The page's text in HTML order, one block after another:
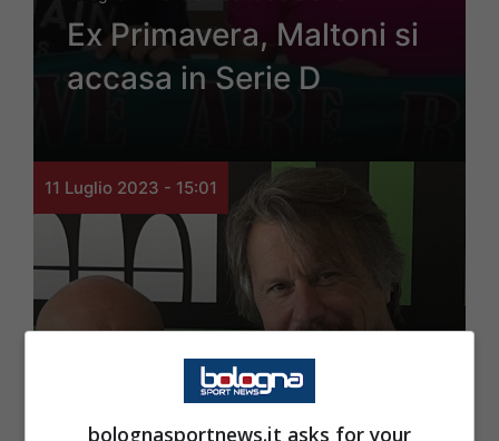
Ex Primavera, Maltoni si
accasa in Serie D
11 Luglio 2023 - 15:01
bolognasportnews.it asks for your